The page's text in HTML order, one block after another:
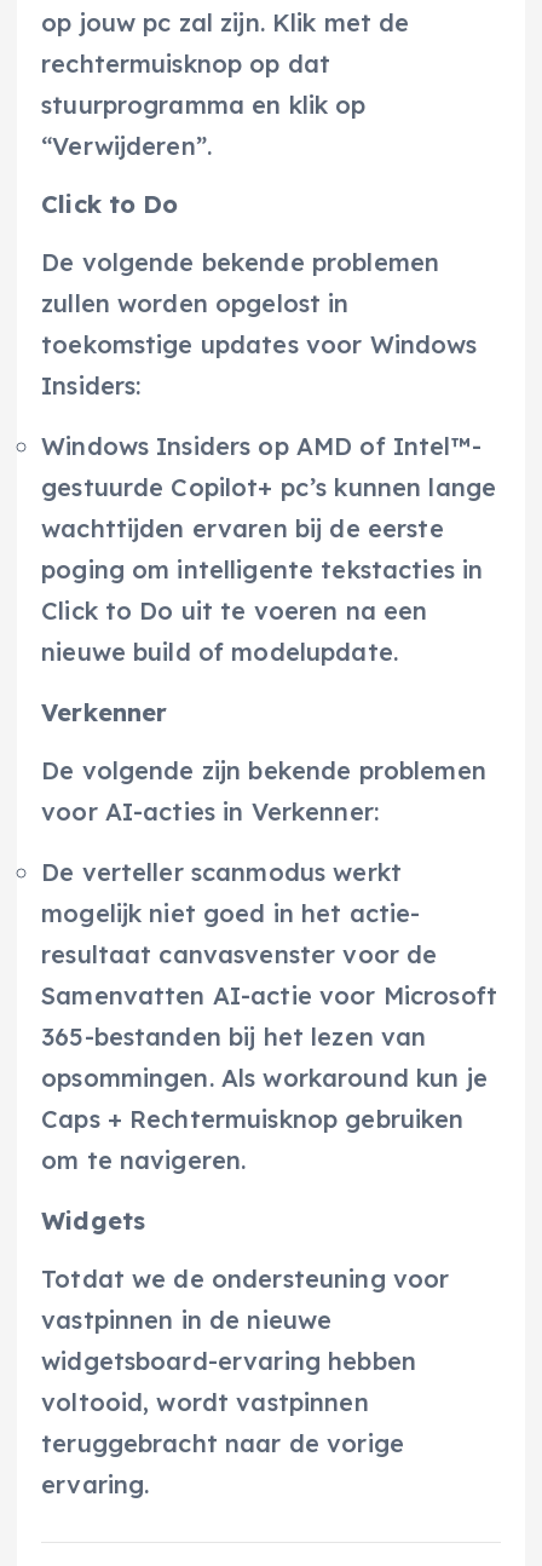
op jouw pc zal zijn. Klik met de
rechtermuisknop op dat
stuurprogramma en klik op
“Verwijderen”.
Click to Do
De volgende bekende problemen
zullen worden opgelost in
toekomstige updates voor Windows
Insiders:
Windows Insiders op AMD of Intel™-
gestuurde Copilot+ pc’s kunnen lange
wachttijden ervaren bij de eerste
poging om intelligente tekstacties in
Click to Do uit te voeren na een
nieuwe build of modelupdate.
Verkenner
De volgende zijn bekende problemen
voor AI-acties in Verkenner:
De verteller scanmodus werkt
mogelijk niet goed in het actie-
resultaat canvasvenster voor de
Samenvatten AI-actie voor Microsoft
365-bestanden bij het lezen van
opsommingen. Als workaround kun je
Caps + Rechtermuisknop gebruiken
om te navigeren.
Widgets
Totdat we de ondersteuning voor
vastpinnen in de nieuwe
widgetsboard-ervaring hebben
voltooid, wordt vastpinnen
teruggebracht naar de vorige
ervaring.